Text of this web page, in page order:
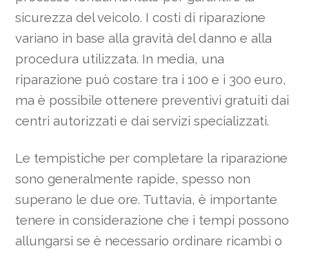
sicurezza del veicolo. I costi di riparazione
variano in base alla gravità del danno e alla
procedura utilizzata. In media, una
riparazione può costare tra i 100 e i 300 euro,
ma è possibile ottenere preventivi gratuiti dai
centri autorizzati e dai servizi specializzati.
Le tempistiche per completare la riparazione
sono generalmente rapide, spesso non
superano le due ore. Tuttavia, è importante
tenere in considerazione che i tempi possono
allungarsi se è necessario ordinare ricambi o